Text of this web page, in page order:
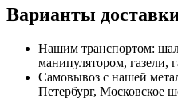
Варианты
Нашим транспортом:
манипулятором, газели,
Самовывоз с нашей
Петербург, Московское